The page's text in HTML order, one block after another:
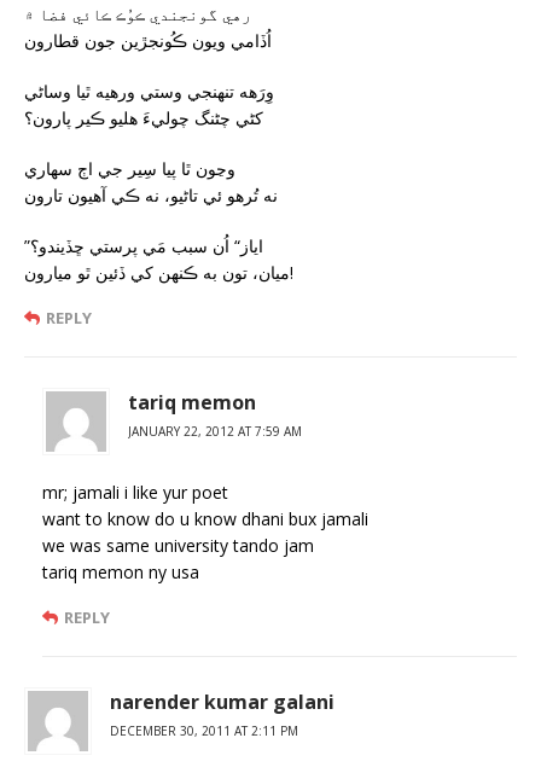
رهي گونجندي ڪوُڪ ڪائي فضا ۾
اُڏامي ويون ڪُونجڙين جون قطارون
وِرَهه تنهنجي وستي ورهيه ٿيا وساڻي
کڻي چڻنگ چوليءَ هليو ڪير پارون؟
وڃون ٿا پيا سِير جي اڄ سهاري
نه تُرهو ئي تاڻيو، نه ڪي آهيون تارون
”اياز“ اُن سبب مَي پرستي ڇڏيندو؟
ميان، تون به ڪنهن کي ڏئين ٿو ميارون!
REPLY
tariq memon
JANUARY 22, 2012 AT 7:59 AM
mr; jamali i like yur poet
want to know do u know dhani bux jamali
we was same university tando jam
tariq memon ny usa
REPLY
narender kumar galani
DECEMBER 30, 2011 AT 2:11 PM